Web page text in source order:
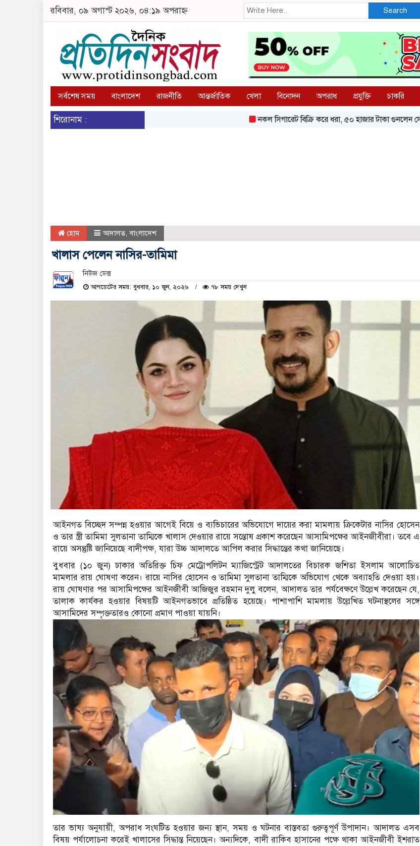
রবিবার, ০৯ অগাস্ট ২০২৬, ০৪:১৯ অপরাহ্ন Search
সর্বশেষ সময় বাংলাদেশ রাজনীতি আন্তর্জাতিক খেলা বিনোদন অপরাধ প্রযুক্তি চাকরি
শিরোনাম : নকল সিগারেট বিক্রি করে ধরা, ৫০ হাজার টাকা গুনলেন সোহাগ
হোম আদালত,বাংলাদেশ
খালাস পেলেন নাসির-তামিমা
নিউজ ডেক্স
আপডেটের সময়: বুধবার, ১০ জুন, ২০২৬ ৭৮ সময় দেখুন
আইনগত বিচ্ছেদ সম্পন্ন হওয়ার আগেই বিয়ে ও ব্যভিচারের অভিযোগে দায়ের করা মামলায় ক্রিকেটার নাসির হোসেন
ও তার স্ত্রী তামিমা সুলতানা তাম্মিকে খালাস দেওয়ার রায়ে সন্তোষ প্রকাশ করেছেন আসামিপক্ষের আইনজীবীরা। তবে এ
রায়ে অসন্তুষ্টি জানিয়েছে বাদীপক্ষ, যারা উচ্চ আদালতে আপিল করার সিদ্ধান্তের কথা জানিয়েছে।
বুধবার (১০ জুন) ঢাকার অতিরিক্ত চিফ মেট্রোপলিটন ম্যাজিস্ট্রেট আদালতের বিচারক জশিতা ইসলাম আলোচিত
মামলার রায় ঘোষণা করেন। রায়ে নাসির হোসেন ও তামিমা সুলতানা তাম্মিকে অভিযোগ থেকে অব্যাহতি দেওয়া হয়।
রায় ঘোষণার পর আসামিপক্ষের আইনজীবী আজিজুর রহমান দুলু বলেন, আদালত তার পর্যবেক্ষণে উল্লেখ করেছেন যে,
তালাক কার্যকর হওয়ার বিষয়টি আইনগতভাবে প্রতিষ্ঠিত হয়েছে। পাশাপাশি মামলায় উল্লেখিত ঘটনাস্থলের সঙ্গে
আসামিদের সম্পৃক্ততারও কোনো প্রমাণ পাওয়া যায়নি।
তার ভাষ্য অনুযায়ী, অপরাধ সংঘটিত হওয়ার জন্য স্থান, সময় ও ঘটনার বাস্তবতা গুরুত্বপূর্ণ উপাদান। আদালত এসব
বিষয় পর্যালোচনা করেই খালাসের সিদ্ধান্ত নিয়েছেন। অন্যদিকে, বাদী রাকিব হাসানের পক্ষে থাকা আইনজীবী ইশরাত